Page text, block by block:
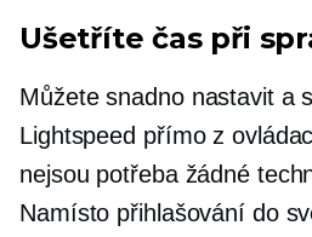
Ušetříte čas při
Můžete snadno nastavit a
Lightspeed přímo z
nejsou potřeba žádné
Namísto přihlašování do